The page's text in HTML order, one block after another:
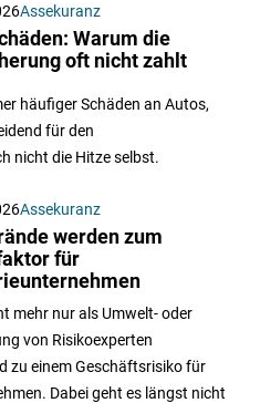
Assekuranz
Warum die
oft nicht zahlt
häufiger Schäden an Autos,
für den
nicht die Hitze selbst.
Assekuranz
werden zum
für
mehr nur als Umwelt- oder
von Risikoexperten
zu einem Geschäftsrisiko für
Dabei geht es längst nicht